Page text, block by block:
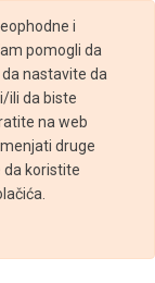
i
pomogli da
nastavite da
ili da biste
na web
druge
da koristite
200g